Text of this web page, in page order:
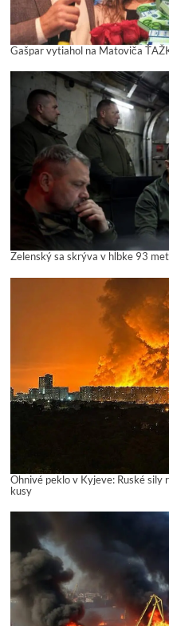
Gašpar vytiahol na Matoviča
Zelenský sa skrýva v hĺbke 93
Ohnivé peklo v Kyjeve: Ruské
kusy